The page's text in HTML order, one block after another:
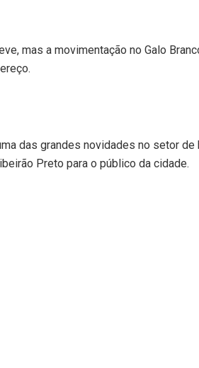
mas a movimentação no Galo
das grandes novidades no setor
Preto para o público da cidade.